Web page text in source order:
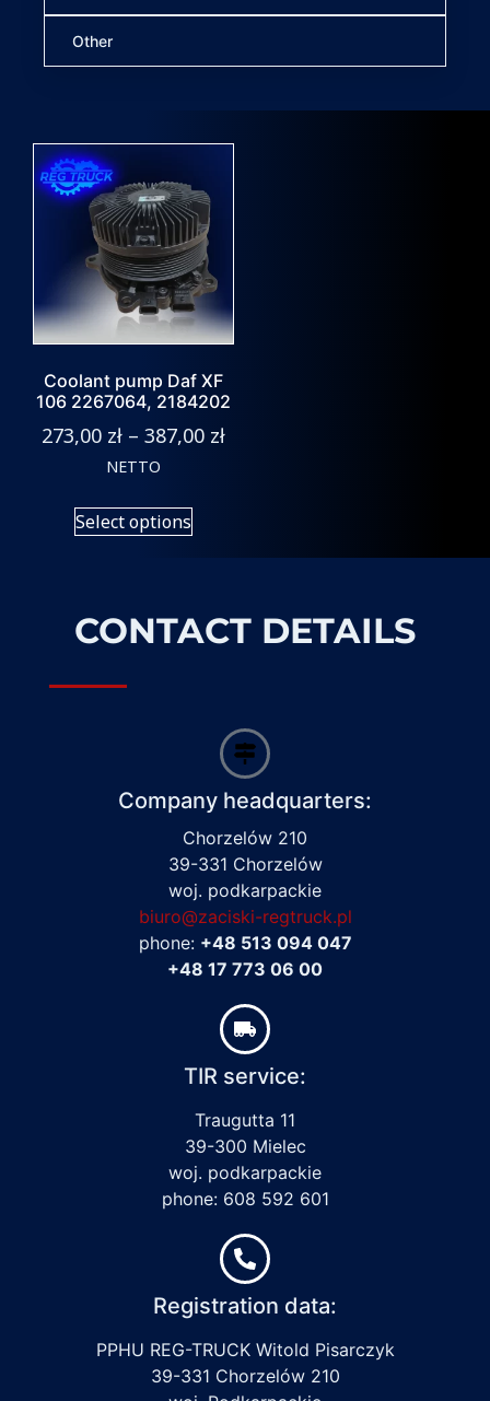
Other
Coolant pump Daf XF
106 2267064, 2184202
273,00 zł – 387,00 zł
NETTO
Select options
CONTACT DETAILS
Company headquarters:
Chorzelów 210
39-331 Chorzelów
woj. podkarpackie
biuro@zaciski-regtruck.pl
phone: +48 513 094 047
+48 17 773 06 00
TIR service:
Traugutta 11
39-300 Mielec
woj. podkarpackie
phone: 608 592 601
Registration data:
PPHU REG-TRUCK Witold Pisarczyk
39-331 Chorzelów 210